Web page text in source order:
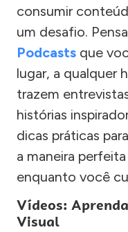
consumir
um desafio.
Podcasts que
lugar, a qualquer
trazem
histórias
dicas práticas
a maneira
enquanto você
Vídeos:
Visual